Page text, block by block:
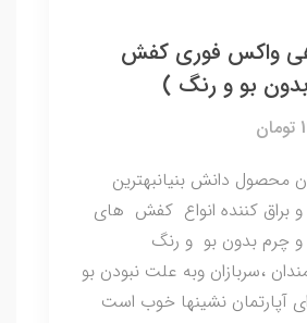
واکس فوری کفش
بو و رنگ )
محصول دانش بنیانبهترین
براق کننده انواع کفش های
چرم بدون بو و رنگ
،سربازان وبه علت نبودن بو
آپارتمان نشینها خوب است